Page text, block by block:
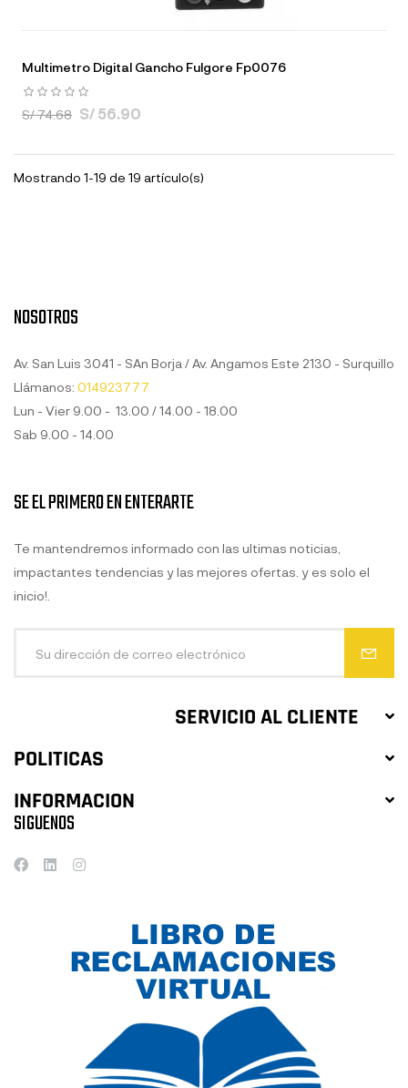
Multimetro Digital Gancho Fulgore Fp0076
S/ 74.68 S/ 56.90
Mostrando 1-19 de 19 artículo(s)
NOSOTROS
Av. San Luis 3041 - SAn Borja / Av. Angamos Este 2130 - Surquillo
Llámanos: 014923777
Lun - Vier 9.00 - 13.00 / 14.00 - 18.00
Sab 9.00 - 14.00
SERVICIO AL CLIENTE
POLITICAS
INFORMACION
SE EL PRIMERO EN ENTERARTE
Te mantendremos informado con las ultimas noticias,
impactantes tendencias y las mejores ofertas. y es solo el
inicio!.
SIGUENOS